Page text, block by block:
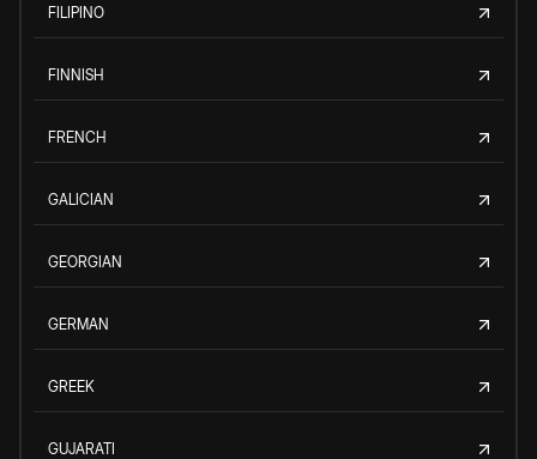
FILIPINO
FINNISH
FRENCH
GALICIAN
GEORGIAN
GERMAN
GREEK
GUJARATI